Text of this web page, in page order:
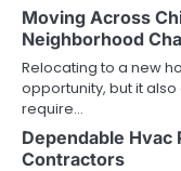
Moving Across
Neighborhood
Relocating to a new
opportunity, but it
require…
Dependable Hvac
Contractors